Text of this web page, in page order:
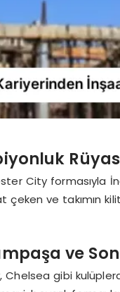
City
çeken ve takımın
ve
gibi